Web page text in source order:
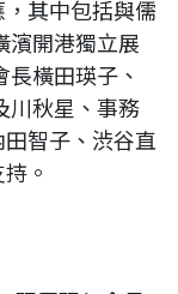
其中包括與儒
濱開港獨立展
橫田瑛子、
川秋星、事務
智子、渋谷直
持。